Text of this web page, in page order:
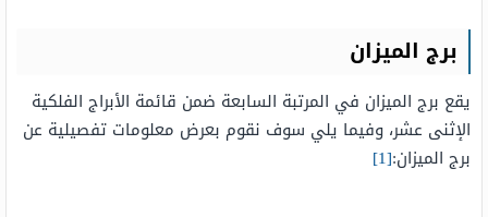
برج الميزان
يقع برج الميزان في المرتبة السابعة ضمن قائمة الأبراج الفلكية
الإثنى عشر، وفيما يلي سوف نقوم بعرض معلومات تفصيلية عن
برج الميزان:[1]